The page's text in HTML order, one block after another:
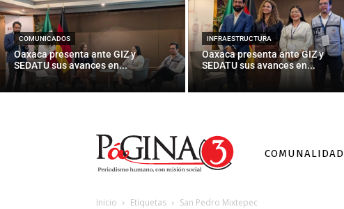
COMUNICADOS
Oaxaca presenta ante GIZ y
SEDATU sus avances en...
INFRAESTRUCTURA
Oaxaca presenta ante GIZ y
SEDATU sus avances en...
COMUNALIDAD
Inicio Etiquetas San Pedro Mixtepec